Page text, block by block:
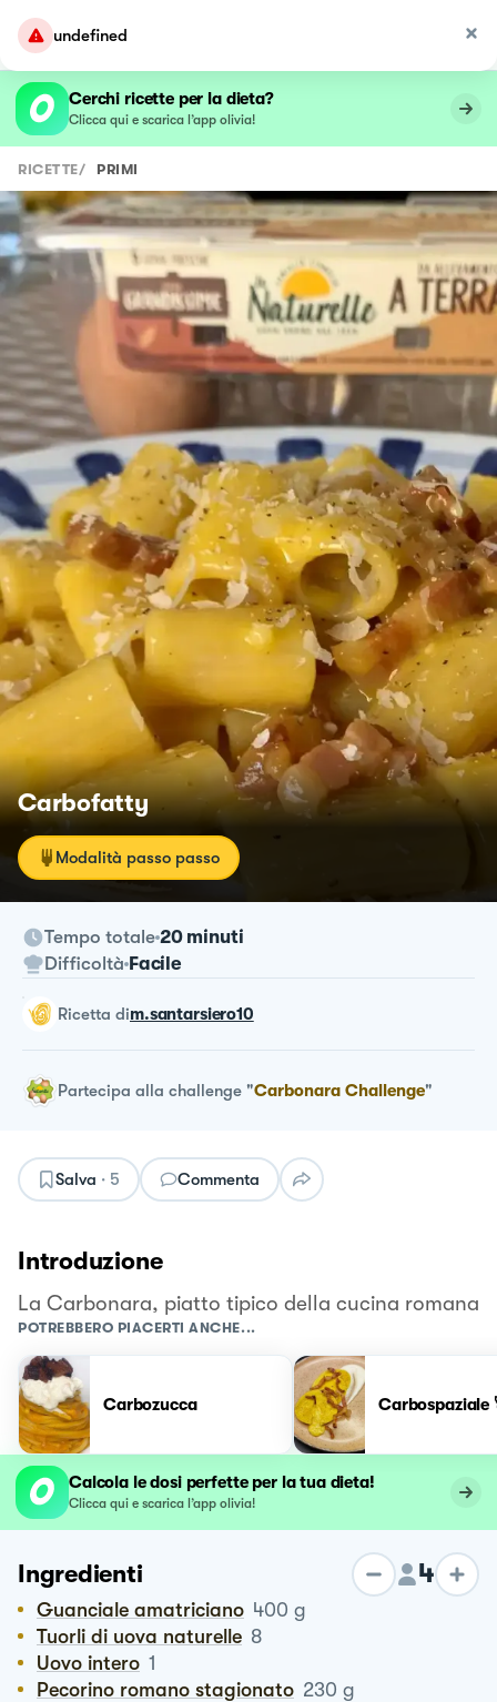
undefined
Cerchi ricette per la dieta?
Clicca qui e scarica l’app olivia!
RICETTE/ PRIMI
Carbofatty
Modalità passo passo
Tempo totale 20 minuti
Difficoltà Facile
ricetta dim.santarsiero10
Partecipa alla challenge "Carbonara Challenge"
Salva · 5 Commenta
Introduzione
La Carbonara, piatto tipico della cucina romana
POTREBBERO PIACERTI ANCHE...
Carbozucca Carbospaziale
Calcola le dosi perfette per la tua dieta!
Clicca qui e scarica l’app olivia!
Ingredienti 4
Guanciale amatriciano 400 g
Tuorli di uova naturelle 8
Uovo intero 1
Pecorino romano stagionato 230 g